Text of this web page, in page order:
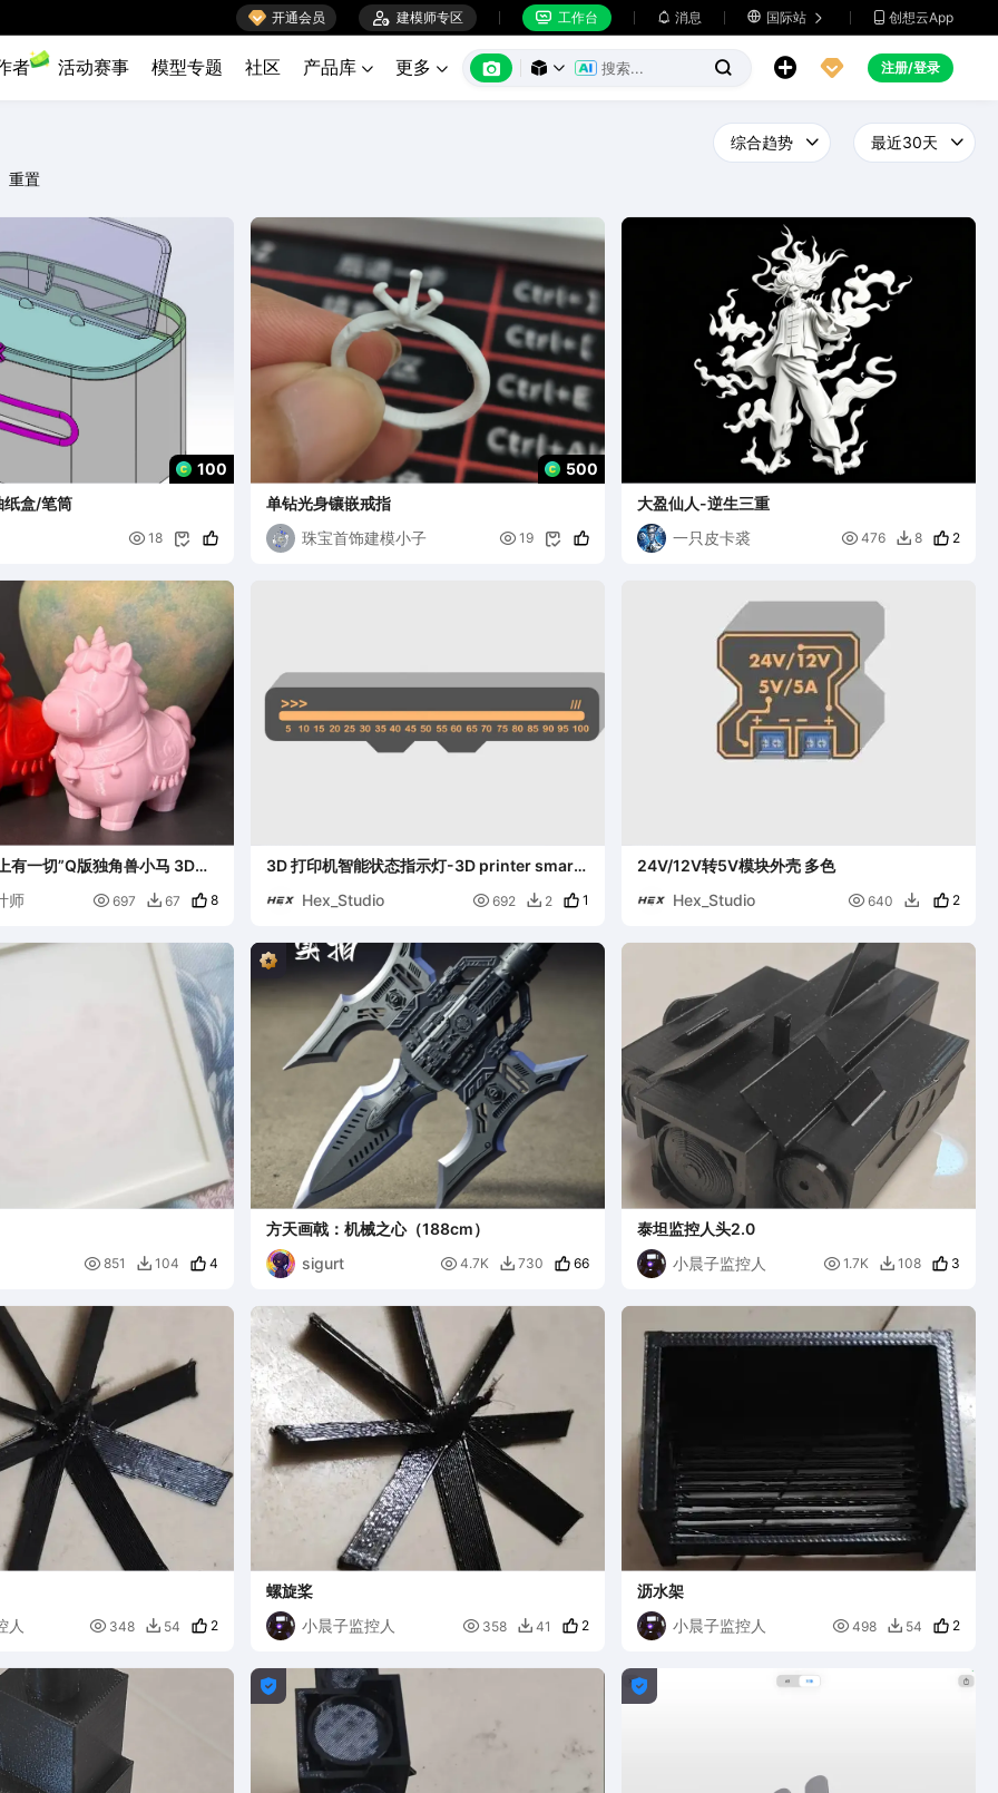
 开通会员  建模师专区  工作台  消息  国际站   创想云App
者 活动赛事 模型专题 社区 产品库  更多        注册/登录
重置
100
纸盒/笔筒
 18 
500
单钻光身镶嵌戒指
珠宝首饰建模小子
 19 
大盈仙人-逆生三重
一只皮卡裘
 476  8 2
有一切”Q版独角兽小马 3D打
师
 697  67 8
3D 打印机智能状态指示灯-3D printer smart
Hex_Studio
 692  2 1
24V/12V转5V模块外壳 多色
Hex_Studio
 640  2
 851  104 4
方天画戟：机械之心（188cm）
sigurt
 4.7K  730 66
泰坦监控人头2.0
小晨子监控人
 1.7K  108 3
人  348  54 2
螺旋桨
小晨子监控人
 358  41 2
沥水架
小晨子监控人
 498  54 2
 